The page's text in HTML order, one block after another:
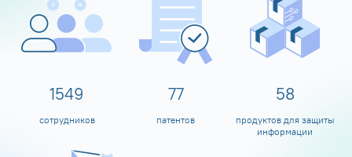
1600
сотрудников
80
патентов
60
продуктов для защиты
информации